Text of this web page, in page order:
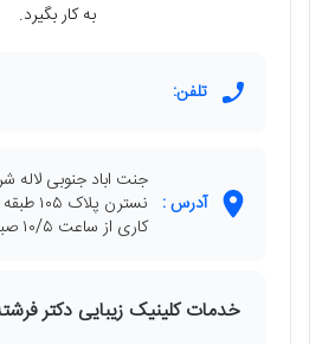
به کار بگیرد.
تلفن:
آدرس :
جنت اباد جنوبی
کاری از ساعت ۱۰/۵ صبح تا ۷/۵ شب
خدمات کلینیک زیبایی دکتر